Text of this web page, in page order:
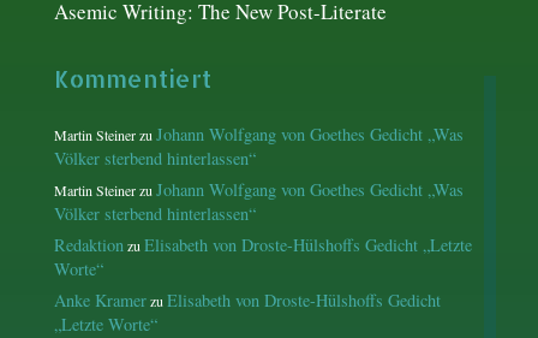
Asemic Writing: The New Post-Literate
Kommentiert
Martin SteinerzuJohann Wolfgang von Goethes Gedicht „Was
Völker sterbend hinterlassen“
Martin SteinerzuJohann Wolfgang von Goethes Gedicht „Was
Völker sterbend hinterlassen“
RedaktionzuElisabeth von Droste-Hülshoffs Gedicht „Letzte
Worte“
Anke KramerzuElisabeth von Droste-Hülshoffs Gedicht
„Letzte Worte“